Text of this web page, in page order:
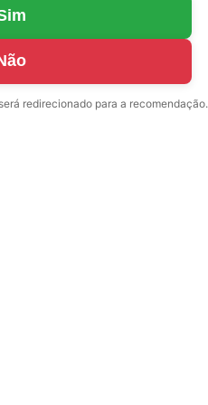
redirecionado para a recomendação.